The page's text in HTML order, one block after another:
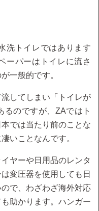
洗トイレではあります
ーパーはトイレに流さ
一般的です。
してしまい「トイレが
るのですが、ZAではト
では当たり前のことな
いことなんです。
ヤーや日用品のレンタ
変圧器を使用しても日
で、わざわざ海外対応
助かります。ハンガー